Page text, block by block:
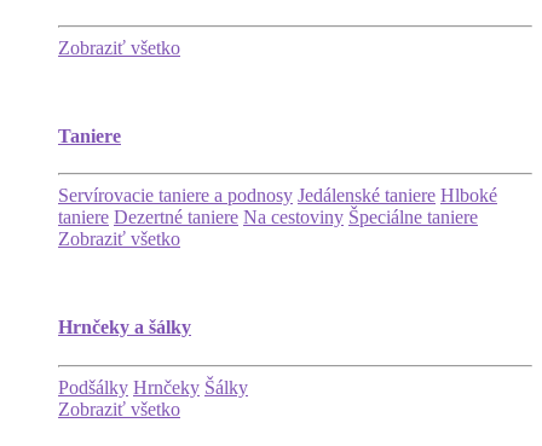
Zobraziť všetko
Taniere
Servírovacie taniere a podnosy Jedálenské taniere Hlboké
taniere Dezertné taniere Na cestoviny Špeciálne taniere
Zobraziť všetko
Hrnčeky a šálky
Podšálky Hrnčeky Šálky
Zobraziť všetko